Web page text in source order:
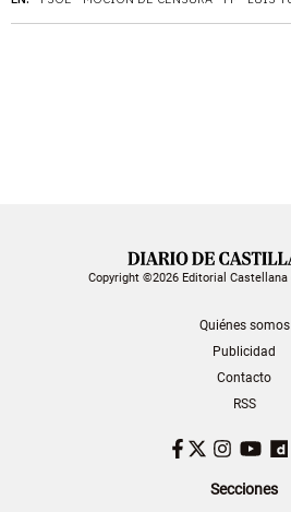
Copyright ©2026 Editorial Castellana
Quiénes somos
Publicidad
Contacto
RSS
Facebook
Twitter
Secciones